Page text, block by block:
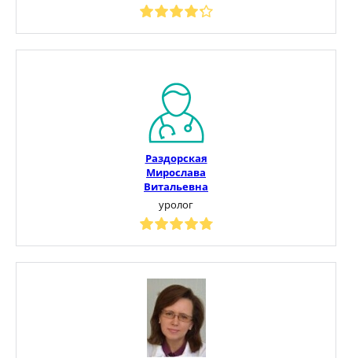
Раздорская
Мирослава
Витальевна
уролог